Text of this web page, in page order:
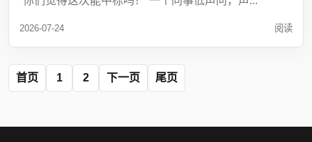
2026-07-24 阅读
首页 1 2 下一页 尾页